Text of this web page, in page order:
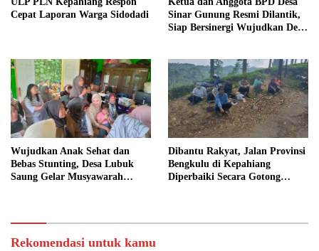
Cepat Laporan Warga Sidodadi
Sinar Gunung Resmi Dilantik,
Siap Bersinergi Wujudkan Desa
Wujudkan Anak Sehat dan
Bebas Stunting, Desa Lubuk
Saung Gelar Musyawarah
Dibantu Rakyat, Jalan Provinsi
Bengkulu di Kepahiang
Diperbaiki Secara Gotong
Rekomendasi untuk kamu